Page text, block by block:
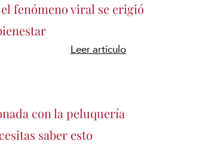
fenómeno viral se erigió
Leer artículo
con la peluquería
saber esto